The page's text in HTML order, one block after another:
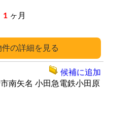
詳細
1 ヶ月
南矢名 小田急電鉄小田原
候補に追加